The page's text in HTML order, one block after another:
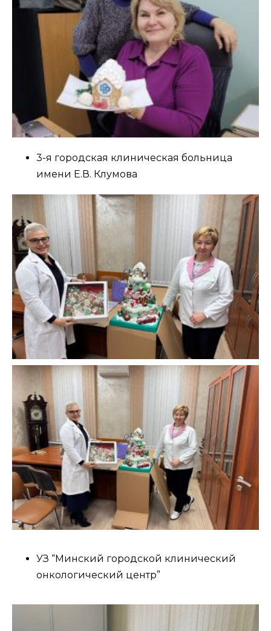
3-я городская клиническая больница
имени Е.В. Клумова
УЗ “Минский городской клинический
онкологический центр”